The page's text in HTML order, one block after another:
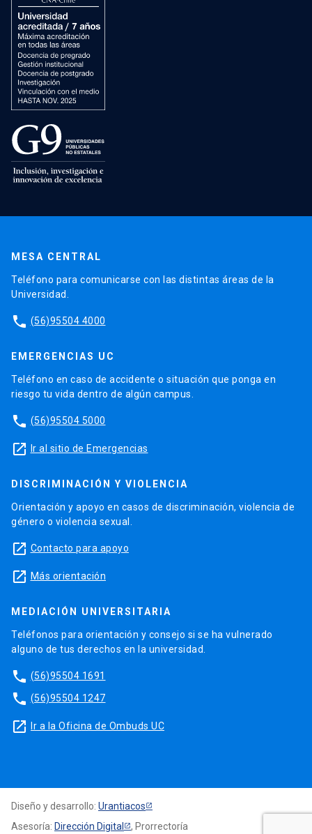
MESA CENTRAL
Teléfono para comunicarse con las distintas áreas de la
Universidad.
phone (56)95504 4000
EMERGENCIAS UC
Teléfono en caso de accidente o situación que ponga en
riesgo tu vida dentro de algún campus.
phone (56)95504 5000
launch Ir al sitio de Emergencias
DISCRIMINACIÓN Y VIOLENCIA
Orientación y apoyo en casos de discriminación, violencia de
género o violencia sexual.
launch Contacto para apoyo
launch Más orientación
MEDIACIÓN UNIVERSITARIA
Teléfonos para orientación y consejo si se ha vulnerado
alguno de tus derechos en la universidad.
phone (56)95504 1691
phone (56)95504 1247
launch Ir a la Oficina de Ombuds UC
Diseño y desarrollo: Urantiacos
Asesoría: Dirección Digital , Prorrectoría